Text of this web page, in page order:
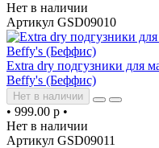
Нет в наличии
Артикул GSD09010
Extra dry подгузники для
Beffy's (Беффис)
Нет в наличии
• 999.00 р •
Нет в наличии
Артикул GSD09011